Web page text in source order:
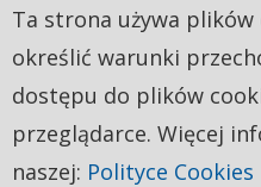
Ta strona używa plików
określić warunki
dostępu do plików
przeglądarce. Więcej
naszej: Polityce Cookies